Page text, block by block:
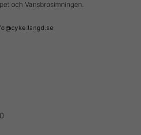
och Vansbrosimningen.